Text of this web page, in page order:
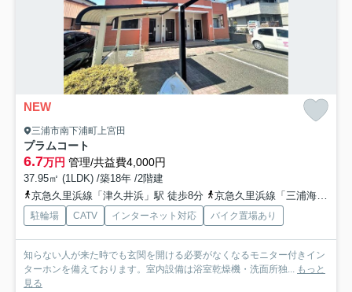
NEW
三浦市南下浦町上宮田
プラムコート
6.7万円 管理/共益費4,000円
37.95㎡ (1LDK) /築18年 /2階建
京急久里浜線「津久井浜」駅 徒歩8分
京急久里浜線「三浦海岸」駅 徒歩16分
駐輪場 CATV インターネット対応 バイク置場あり
知らない人が来た時でも玄関を開ける必要がなくなるモニター付きイン
ターホンを備えております。室内設備は浴室乾燥機・洗面所独... もっと
見る